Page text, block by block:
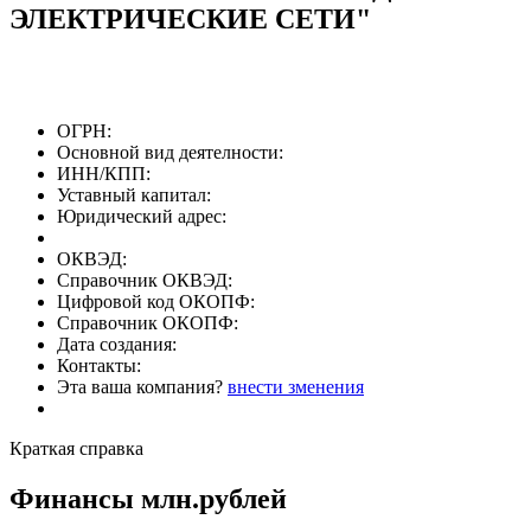
ЭЛЕКТРИЧЕСКИЕ СЕТИ"
ОГРН:
Основной вид деятелности:
ИНН/КПП:
Уставный капитал:
Юридический адрес:
ОКВЭД:
Справочник ОКВЭД:
Цифровой код ОКОПФ:
Справочник ОКОПФ:
Дата создания:
Контакты:
Эта ваша компания? внести зменения
Краткая справка
Финансы млн.рублей